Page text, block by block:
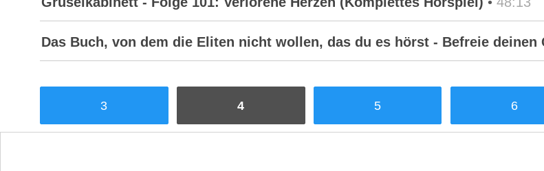
Das Buch, von dem die Eliten nicht wollen, das du es hörst - Befreie deinen
3 4 5 6